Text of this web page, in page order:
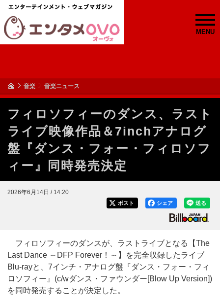
MENU
音楽 音楽ニュース
フィロソフィーのダンス、ラスト
ライブ映像作品＆7inchアナログ
盤『ダンス・フォー・フィロソフ
ィー』同時発売決定
2026年6月14日 / 14:20
送る
シェア
ポスト
フィロソフィーのダンスが、ラストライブとなる【The
Last Dance ～DFP Forever！～】を完全収録したライブ
Blu-rayと、7インチ・アナログ盤『ダンス・フォー・フィ
ロソフィー』(c/wダンス・ファウンダー[Blow Up Version])
を同時発売することが決定した。